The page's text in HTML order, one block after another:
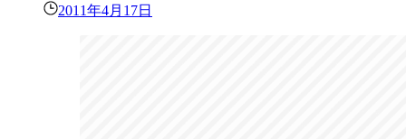
2011年4月17日